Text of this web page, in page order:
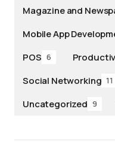
Magazine and
Mobile App
POS 6
Social Networking 11
Uncategorized 9